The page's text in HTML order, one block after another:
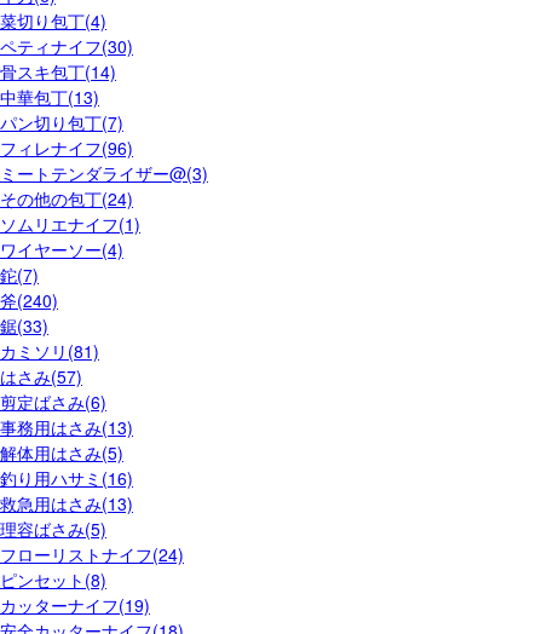
菜切り包丁(4)
ペティナイフ(30)
骨スキ包丁(14)
中華包丁(13)
パン切り包丁(7)
フィレナイフ(96)
ミートテンダライザー@(3)
その他の包丁(24)
ソムリエナイフ(1)
ワイヤーソー(4)
鉈(7)
斧(240)
鋸(33)
カミソリ(81)
はさみ(57)
剪定ばさみ(6)
事務用はさみ(13)
解体用はさみ(5)
釣り用ハサミ(16)
救急用はさみ(13)
理容ばさみ(5)
フローリストナイフ(24)
ピンセット(8)
カッターナイフ(19)